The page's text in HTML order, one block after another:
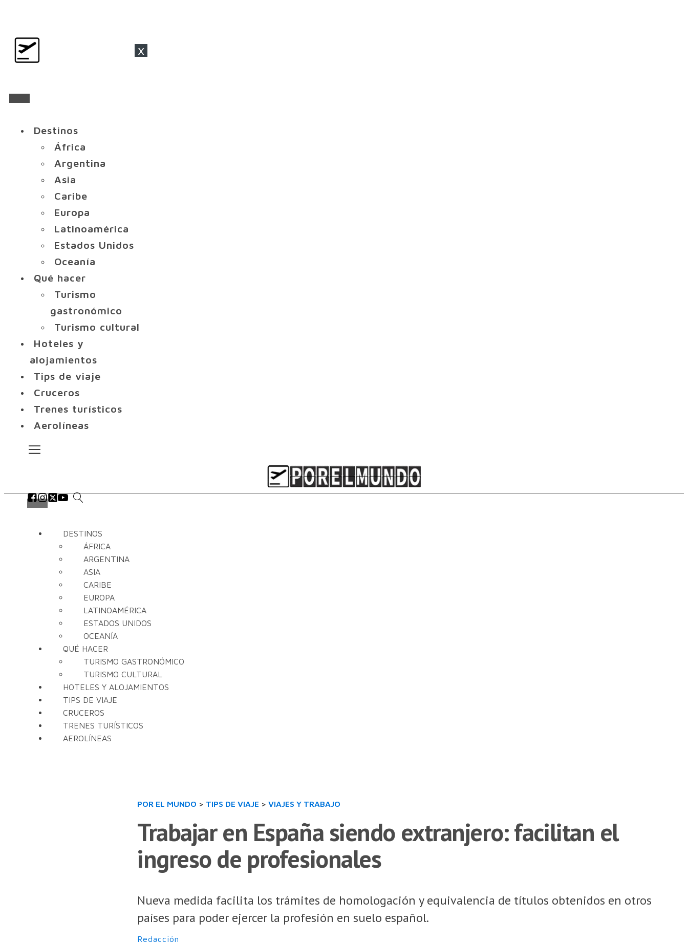
x
Destinos
África
Argentina
Asia
Caribe
Europa
Latinoamérica
Estados Unidos
Oceanía
Qué hacer
Turismo
gastronómico
Turismo cultural
Hoteles y
alojamientos
Tips de viaje
Cruceros
Trenes turísticos
Aerolíneas
DESTINOS
ÁFRICA
ARGENTINA
ASIA
CARIBE
EUROPA
LATINOAMÉRICA
ESTADOS UNIDOS
OCEANÍA
QUÉ HACER
TURISMO GASTRONÓMICO
TURISMO CULTURAL
HOTELES Y ALOJAMIENTOS
TIPS DE VIAJE
CRUCEROS
TRENES TURÍSTICOS
AEROLÍNEAS
POR EL MUNDO > TIPS DE VIAJE > VIAJES Y TRABAJO
Trabajar en España siendo extranjero: facilitan el
ingreso de profesionales
Nueva medida facilita los trámites de homologación y equivalencia de títulos obtenidos en otros
países para poder ejercer la profesión en suelo español.
Redacción